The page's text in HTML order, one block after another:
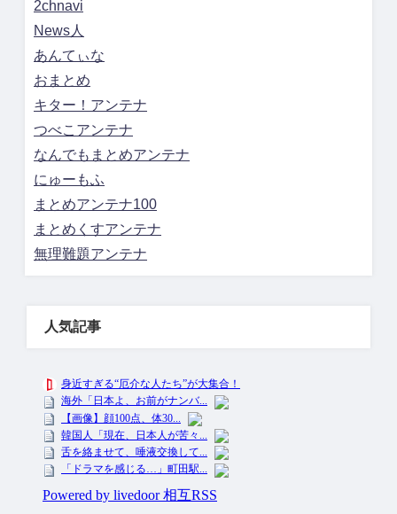
2chnavi
News人
あんてぃな
おまとめ
キター！アンテナ
つべこアンテナ
なんでもまとめアンテナ
にゅーもふ
まとめアンテナ100
まとめくすアンテナ
無理難題アンテナ
人気記事